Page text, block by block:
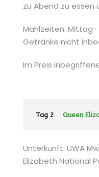
zu Abend zu essen
Mahlzeiten:
Getränke nicht
Im Preis
Tag 2 Queen
Unterkunft: UWA
Elizabeth National